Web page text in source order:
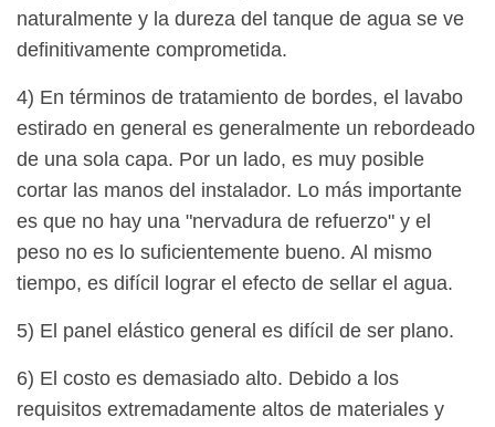
naturalmente y la dureza del tanque de agua se ve
definitivamente comprometida.
4) En términos de tratamiento de bordes, el lavabo
estirado en general es generalmente un rebordeado
de una sola capa. Por un lado, es muy posible
cortar las manos del instalador. Lo más importante
es que no hay una "nervadura de refuerzo" y el
peso no es lo suficientemente bueno. Al mismo
tiempo, es difícil lograr el efecto de sellar el agua.
5) El panel elástico general es difícil de ser plano.
6) El costo es demasiado alto. Debido a los
requisitos extremadamente altos de materiales y